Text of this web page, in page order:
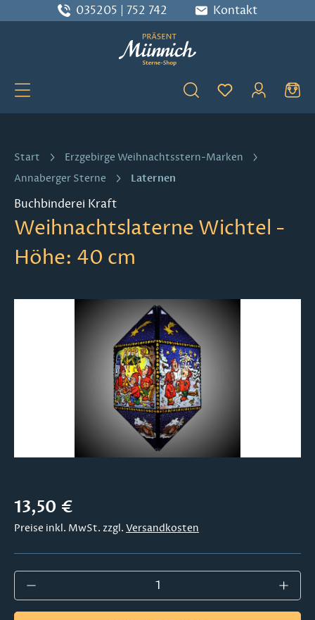
Zum Hauptinhalt springen
035205 | 752 742 Kontakt
Du hast 0
Start
Erzgebirge Weihnachtsstern-Marken
Annaberger Sterne
Laternen
Buchbinderei Kraft
Weihnachtslaterne Wichtel -
Höhe: 40 cm
Bildergalerie überspringen
Regulärer Preis:
13,50 €
Preise inkl. MwSt. zzgl. Versandkosten
Produkt Anzahl: Gib den gewünschten